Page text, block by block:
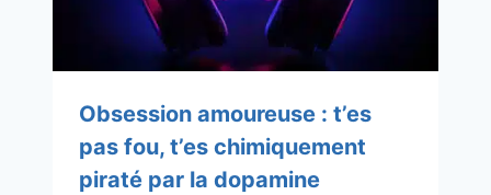
Obsession amoureuse : t’es
pas fou, t’es chimiquement
piraté par la dopamine